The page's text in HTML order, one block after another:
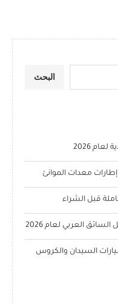
البحث
قبل الشراء
إطارات صينية لعام 2026 لسيارات السيدان والكروس